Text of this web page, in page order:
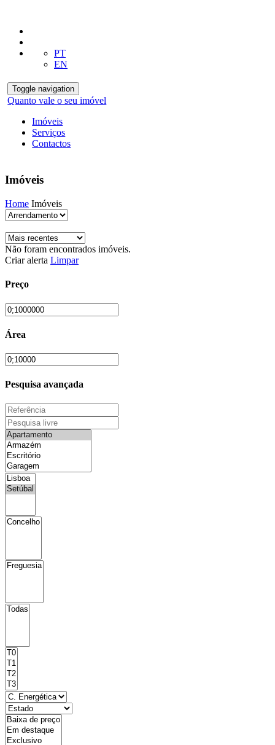
PT
EN
Toggle navigation
Quanto vale o seu imóvel
Imóveis
Serviços
Contactos
Imóveis
Home Imóveis
Não foram encontrados imóveis.
Criar alerta Limpar
Preço
Área
Pesquisa avançada